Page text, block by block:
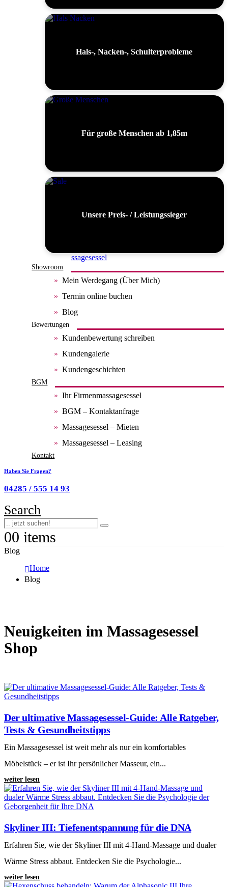
Hals-, Nacken-, Schulterprobleme
Für große Menschen ab 1,85m
Unsere Preis- / Leistungssieger
Alle Massagesessel
Showroom
Mein Werdegang (Über Mich)
Termin online buchen
Blog
Bewertungen
Kundenbewertung schreiben
Kundengalerie
Kundengeschichten
BGM
Ihr Firmenmassagesessel
BGM – Kontaktanfrage
Massagesessel – Mieten
Massagesessel – Leasing
Kontakt
Haben Sie Fragen?
04285 / 555 14 93
Search
00 items
Blog
Home
Blog
Neuigkeiten im Massagesessel
Shop
Der ultimative Massagesessel-Guide: Alle Ratgeber,
Tests & Gesundheitstipps
Ein Massagesessel ist weit mehr als nur ein komfortables
Möbelstück – er ist Ihr persönlicher Masseur, ein...
weiter lesen
Skyliner III: Tiefenentspannung für die DNA
Erfahren Sie, wie der Skyliner III mit 4-Hand-Massage und dualer
Wärme Stress abbaut. Entdecken Sie die Psychologie...
weiter lesen